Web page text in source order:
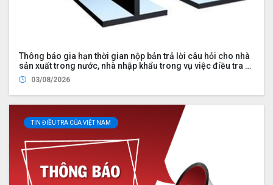
Thông báo gia hạn thời gian nộp bản trả lời câu hỏi cho nhà
sản xuất trong nước, nhà nhập khẩu trong vụ việc điều tra rà
soát cuối kỳ việc áp dụng biện pháp chống bán phá giá đối
với một số sản phẩm thép hình chữ H có xuất xứ từ Cộng hòa
nhân dân Trung Hoa (Mã vụ việc: ER02.AD03)
03/08/2026
TIN ĐIỀU TRA CỦA VIỆT NAM